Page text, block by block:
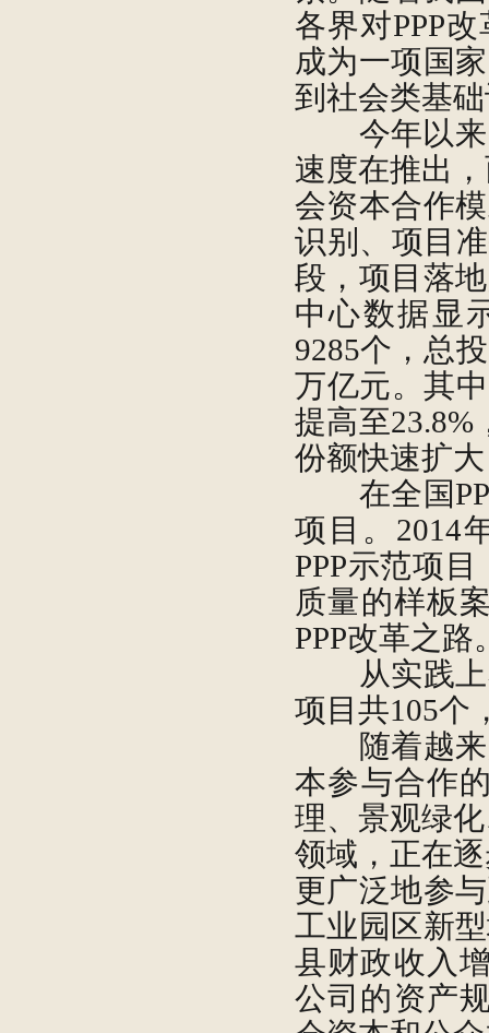
各界对PPP
成为一项国
到社会类基
今年以来，
速度在推出
会资本合作
识别、项目
段，项目落
中心数据显
9285个，总
万亿元。其
提高至23.8%
份额快速扩
在全国
项目。2014
PPP示范项
质量的样板
PPP改革之路
从实践上
项目共105个
随着越来
本参与合作
理、景观绿
领域，正在
更广泛地参
工业园区新
县财政收入
公司的资产